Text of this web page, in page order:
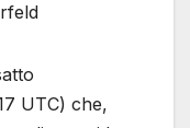
UTC) che,